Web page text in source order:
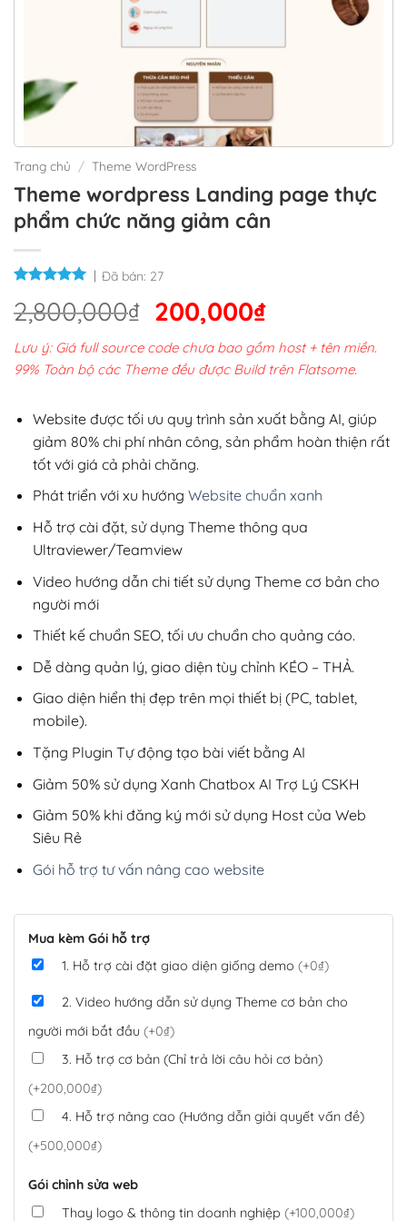
Trang chủ / Theme WordPress
Theme wordpress Landing page thực
phẩm chức năng giảm cân
Đã bán: 27
2,800,000₫ Giá
gốc
là:
2,800,000₫.
200,000₫Giá
hiện
tại
200,000₫.
Lưu ý: Giá full source code chưa bao gồm host + tên miền.
99% Toàn bộ các Theme đều được Build trên Flatsome.
Website được tối ưu quy trình sản xuất bằng AI, giúp
giảm 80% chi phí nhân công, sản phẩm hoàn thiện rất
tốt với giá cả phải chăng.
Phát triển với xu hướng Website chuẩn xanh
Hỗ trợ cài đặt, sử dụng Theme thông qua
Ultraviewer/Teamview
Video hướng dẫn chi tiết sử dụng Theme cơ bản cho
người mới
Thiết kế chuẩn SEO, tối ưu chuẩn cho quảng cáo.
Dễ dàng quản lý, giao diện tùy chỉnh KÉO – THẢ.
Giao diện hiển thị đẹp trên mọi thiết bị (PC, tablet,
mobile).
Tặng Plugin Tự động tạo bài viết bằng AI
Giảm 50% sử dụng Xanh Chatbox AI Trợ Lý CSKH
Giảm 50% khi đăng ký mới sử dụng Host của Web
Siêu Rẻ
Gói hỗ trợ tư vấn nâng cao website
Mua kèm Gói hỗ trợ
1. Hỗ trợ cài đặt giao diện giống demo (+0₫)
2. Video hướng dẫn sử dụng Theme cơ bản cho
người mới bắt đầu (+0₫)
3. Hỗ trợ cơ bản (Chỉ trả lời câu hỏi cơ bản)
(+200,000₫)
4. Hỗ trợ nâng cao (Hướng dẫn giải quyết vấn đề)
(+500,000₫)
Gói chỉnh sửa web
Thay logo & thông tin doanh nghiệp (+100,000₫)